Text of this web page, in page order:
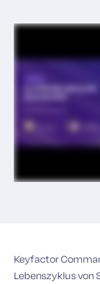
Keyfactor
Lebenszyklus von